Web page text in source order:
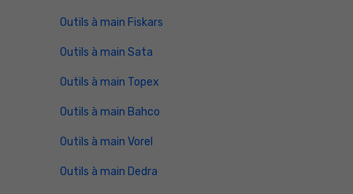
Outils à main Fiskars
Outils à main Sata
Outils à main Topex
Outils à main Bahco
Outils à main Vorel
Outils à main Dedra